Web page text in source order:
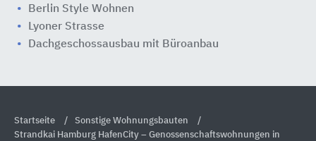
Berlin Style Wohnen
Lyoner Strasse
Dachgeschossausbau mit Büroanbau
Startseite
Sonstige Wohnungsbauten
Strandkai Hamburg HafenCity – Genossenschaftswohnungen in